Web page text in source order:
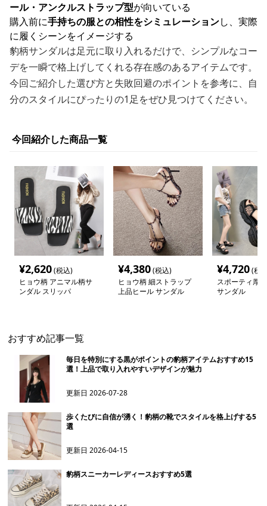
ール・アンクルストラップ型が向いている
購入前に手持ちの服との相性をシミュレーションし、実際
に履くシーンをイメージする
豹柄サンダルは足元に取り入れるだけで、シンプルなコー
デを一瞬で格上げしてくれる存在感のあるアイテムです。
今回ご紹介した選び方と失敗回避のポイントを参考に、自
分のスタイルにぴったりの1足をぜひ見つけてください。
今回紹介した商品一覧
¥2,620(税込)
ヒョウ柄 アニマル柄サ
ンダル スリッパ
¥4,380(税込)
ヒョウ柄 細ストラップ
上品ヒール サンダル
¥4,720(税
スポーティ厚
サンダル
おすすめ記事一覧
毎日を特別にする黒がポイントの豹柄アイテムおすすめ15
選！上品で取り入れやすいデザインが魅力
更新日2026-07-28
歩くたびに自信が湧く！豹柄の靴でスタイルを格上げする5
選
更新日2026-04-15
豹柄スニーカーレディースおすすめ5選